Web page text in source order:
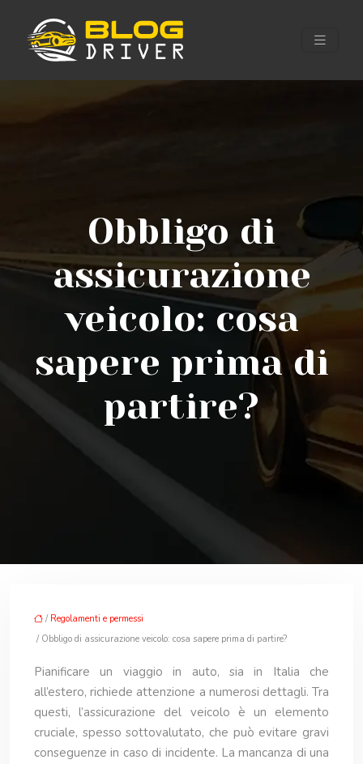
Obbligo di
assicurazione
veicolo: cosa
sapere prima di
partire?
/ Regolamenti e permessi
/ Obbligo di assicurazione veicolo: cosa sapere prima di partire?
Pianificare un viaggio in auto, sia in Italia che
all’estero, richiede attenzione a numerosi dettagli. Tra
questi, l’assicurazione del veicolo è un elemento
cruciale, spesso sottovalutato, che può evitare gravi
conseguenze in caso di incidente. La mancanza di una